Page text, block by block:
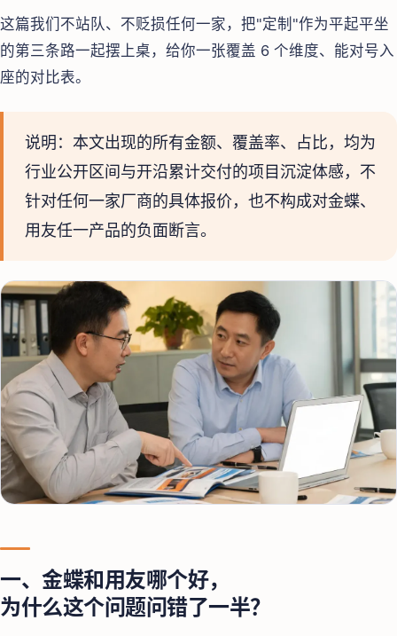
这篇我们不站队、不贬损任何一家，把"定制"作为平起平坐
的第三条路一起摆上桌，给你一张覆盖 6 个维度、能对号入
座的对比表。
说明：本文出现的所有金额、覆盖率、占比，均为
行业公开区间与开沿累计交付的项目沉淀体感，不
针对任何一家厂商的具体报价，也不构成对金蝶、
用友任一产品的负面断言。
一、金蝶和用友哪个好，
为什么这个问题问错了一半？